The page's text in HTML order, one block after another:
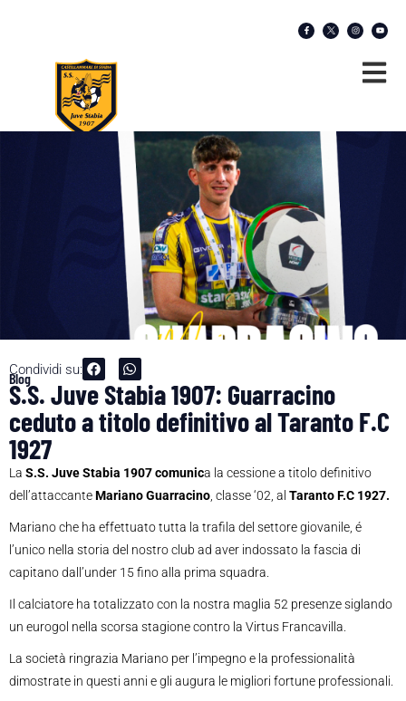
Condividi su:
Blog
S.S. Juve Stabia 1907: Guarracino
ceduto a titolo definitivo al Taranto F.C
1927
La S.S. Juve Stabia 1907 comunica la cessione a titolo definitivo
dell’attaccanteMariano Guarracino , classe ‘02, al Taranto F.C 1927.
Mariano che ha effettuato tutta la trafila del settore giovanile, é
l’unico nella storia del nostro club ad aver indossato la fascia di
capitano dall’under 15 fino alla prima squadra.
Il calciatore ha totalizzato con la nostra maglia 52 presenze siglando
un eurogol nella scorsa stagione contro la Virtus Francavilla.
La società ringrazia Mariano per l’impegno e la professionalità
dimostrate in questi anni e gli augura le migliori fortune professionali.